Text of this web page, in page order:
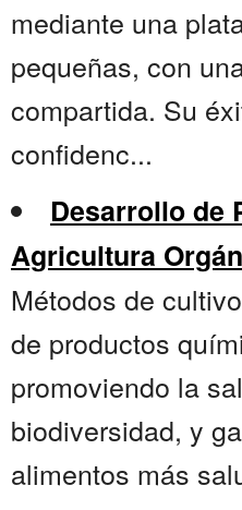
mediante una
pequeñas, con
compartida. Su
confidenc...
Desarrollo de
Agricultura
Métodos de
de productos
promoviendo la
biodiversidad, y
alimentos más